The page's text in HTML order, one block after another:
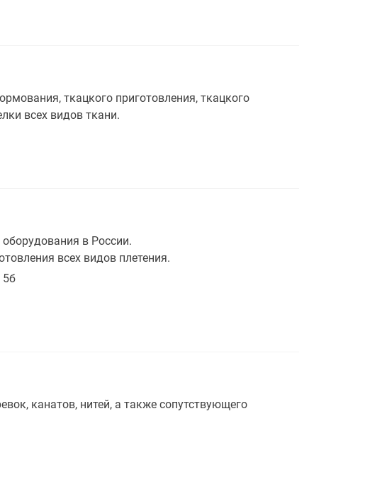
ткацкого приготовления, ткацкого
всех видов ткани.
в России.
всех видов плетения.
5б
канатов, нитей, а также сопутствующего